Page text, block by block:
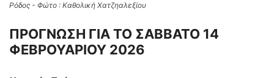
Ρόδος - Φώτο : Καθολική Χατζηαλεξίου
ΠΡΟΓΝΩΣΗ ΓΙΑ ΤΟ ΣΑΒΒΑΤΟ 14
ΦΕΒΡΟΥΑΡΙΟΥ 2026